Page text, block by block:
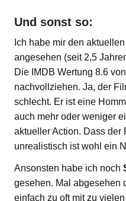
Und sonst so:
Ich habe mir den aktuellen
angesehen (seit 2,5
Die IMDB Wertung 8.6
nachvollziehen. Ja, der
schlecht. Er ist eine
auch mehr oder weniger
aktueller Action. Dass der
unrealistisch ist wohl ein
Ansonsten habe ich noch
gesehen. Mal abgesehen
einfach zu oft mit zu